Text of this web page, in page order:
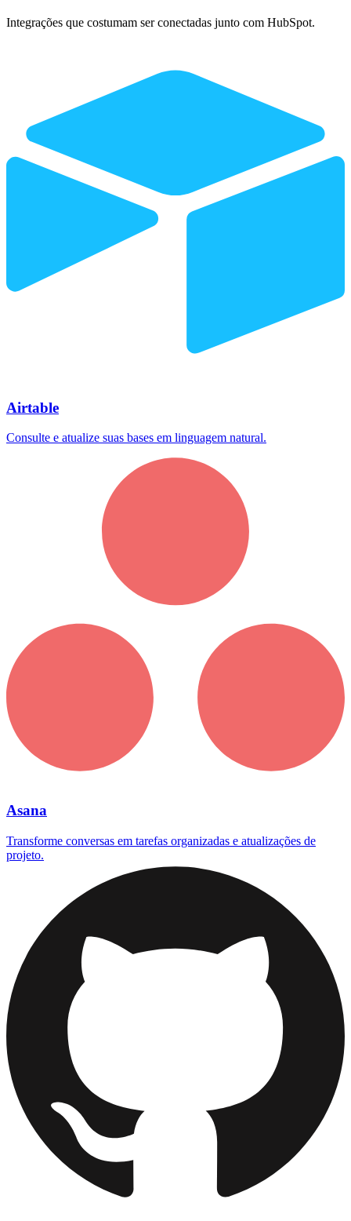
Integrações que costumam ser conectadas junto com HubSpot.
Airtable
Consulte e atualize suas bases em linguagem natural.
Asana
Transforme conversas em tarefas organizadas e atualizações de
projeto.